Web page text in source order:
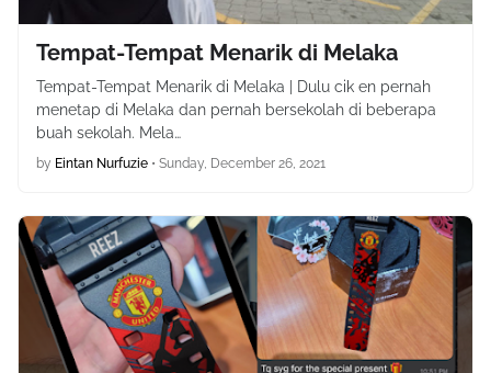
Tempat-Tempat Menarik di Melaka
Tempat-Tempat Menarik di Melaka | Dulu cik en pernah
menetap di Melaka dan pernah bersekolah di beberapa
buah sekolah. Mela…
by Eintan Nurfuzie • Sunday, December 26, 2021